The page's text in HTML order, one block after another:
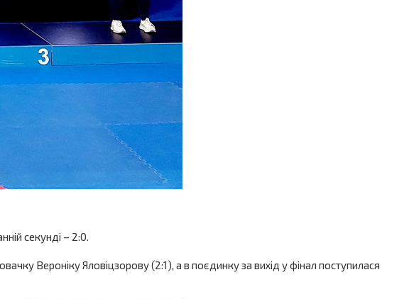
секунді – 2:0.
Вероніку Яловіцзорову (2:1), а в поєдинку за вихід у фінал поступилася